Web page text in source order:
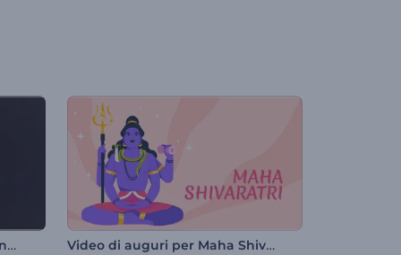
Rivelazione del logo di Merging Fragments Video di auguri per Maha Shivratri